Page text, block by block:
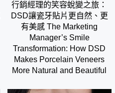
行銷經理的笑容蛻變之旅：
DSD讓瓷牙貼片更自然、更
有美感 The Marketing
Manager’s Smile
Transformation: How DSD
Makes Porcelain Veneers
More Natural and Beautiful